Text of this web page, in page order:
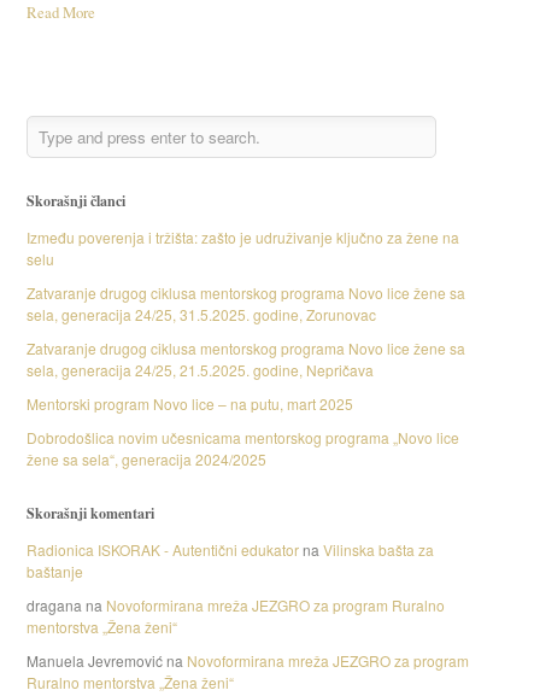
Read More
Skorašnji članci
Između poverenja i tržišta: zašto je udruživanje ključno za žene na
selu
Zatvaranje drugog ciklusa mentorskog programa Novo lice žene sa
sela, generacija 24/25, 31.5.2025. godine, Zorunovac
Zatvaranje drugog ciklusa mentorskog programa Novo lice žene sa
sela, generacija 24/25, 21.5.2025. godine, Nepričava
Mentorski program Novo lice – na putu, mart 2025
Dobrodošlica novim učesnicama mentorskog programa „Novo lice
žene sa sela“, generacija 2024/2025
Skorašnji komentari
Radionica ISKORAK - Autentični edukatorna Vilinska bašta za
baštanje
dragana na Novoformirana mreža JEZGRO za program Ruralno
mentorstva „Žena ženi“
Manuela Jevremovićna Novoformirana mreža JEZGRO za program
Ruralno mentorstva „Žena ženi“